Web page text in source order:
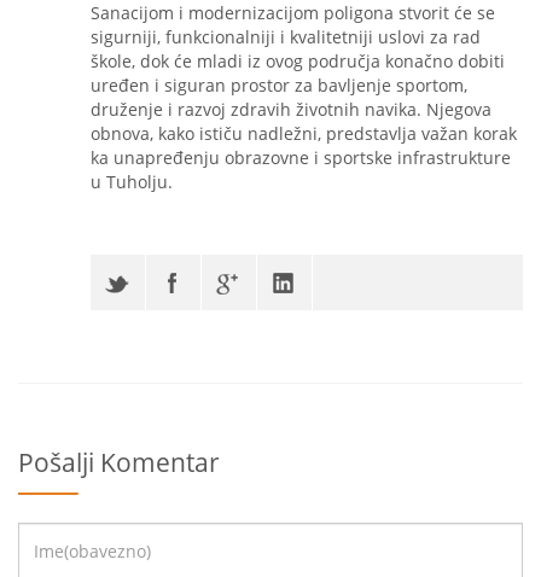
Sanacijom i modernizacijom poligona stvorit će se
sigurniji, funkcionalniji i kvalitetniji uslovi za rad
škole, dok će mladi iz ovog područja konačno dobiti
uređen i siguran prostor za bavljenje sportom,
druženje i razvoj zdravih životnih navika. Njegova
obnova, kako ističu nadležni, predstavlja važan korak
ka unapređenju obrazovne i sportske infrastrukture
u Tuholju.
Pošalji Komentar